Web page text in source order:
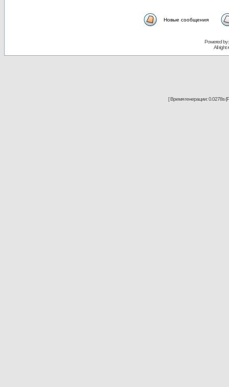
Новые сообщения
Powered
All right
[ Время генерации: 0.0278s